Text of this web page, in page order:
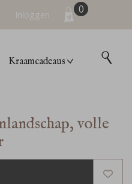
Inloggen 0
Kraamcadeaus
volle